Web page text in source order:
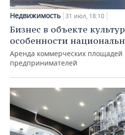
Недвижимость 31 июл, 18:10
Бизнес в объекте
особенности
Аренда коммерческих площадей
предпринимателей